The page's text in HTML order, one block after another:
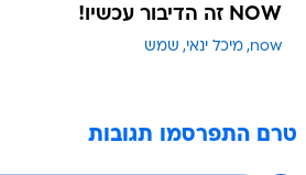
NOW זה הדיבור עכשיו!
now מיכל ינאי שמש
טרם התפרסמו תגובות